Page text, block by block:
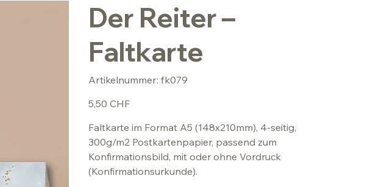
Der Reiter –
Faltkarte
Artikelnummer: Artikelnummer:
fk079
fk079
5,50 CHF
Faltkarte im Format A5 (148x210mm), 4-seitig,
300g/m2 Postkartenpapier, passend zum
Konfirmationsbild, mit oder ohne Vordruck
(Konfirmationsurkunde).